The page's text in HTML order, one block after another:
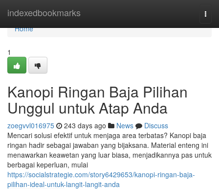
indexedbookmarks
Home
Home
1
Kanopi Ringan Baja Pilihan
Unggul untuk Atap Anda
zoegvvl016975 243 days ago News
Discuss
Mencari solusi efektif untuk menjaga area terbatas? Kanopi baja
ringan hadir sebagai jawaban yang bijaksana. Material enteng ini
menawarkan keawetan yang luar biasa, menjadikannya pas untuk
berbagai keperluan, mulai
https://socialstrategie.com/story6429653/kanopi-ringan-baja-
pilihan-ideal-untuk-langit-langit-anda